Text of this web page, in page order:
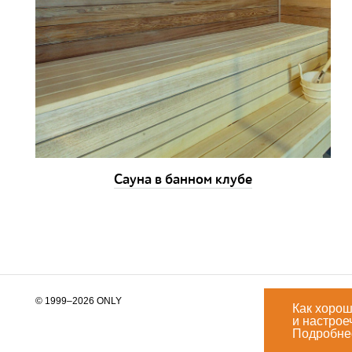
Сауна в банном клубе
© 1999–2026 ONLY
info@only.ru
Как
и